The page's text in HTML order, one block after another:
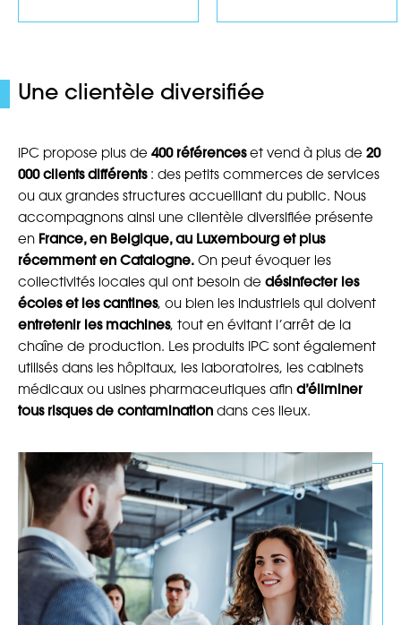
Une clientèle diversifiée
IPC propose plus de 400 référenceset vend à plus de 20
000 clients différents: des petits commerces de services
ou aux grandes structures accueillant du public. Nous
accompagnons ainsi une clientèle diversifiée présente
en France, en Belgique, au Luxembourg et plus
récemment en Catalogne. On peut évoquer les
collectivités locales qui ont besoin de désinfecter les
écoles et les cantines, ou bien les industriels qui doivent
entretenir les machines, tout en évitant l’arrêt de la
chaîne de production. Les produits IPC sont également
utilisés dans les hôpitaux, les laboratoires, les cabinets
médicaux ou usines pharmaceutiques afin d’éliminer
tous risques de contamination dans ces lieux.